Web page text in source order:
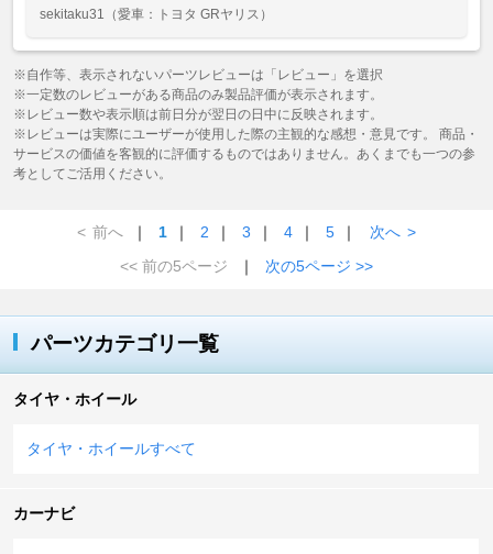
sekitaku31
（愛車：トヨタ GRヤリス）
※自作等、表示されないパーツレビューは「レビュー」を選択
※一定数のレビューがある商品のみ製品評価が表示されます。
※レビュー数や表示順は前日分が翌日の日中に反映されます。
※レビューは実際にユーザーが使用した際の主観的な感想・意見です。 商品・
サービスの価値を客観的に評価するものではありません。あくまでも一つの参
考としてご活用ください。
< 前へ ｜ 1 ｜ 2 ｜ 3 ｜ 4 ｜ 5 ｜ 次へ >
<< 前の5ページ
｜ 次の5ページ >>
パーツカテゴリ一覧
タイヤ・ホイール
タイヤ・ホイールすべて
カーナビ